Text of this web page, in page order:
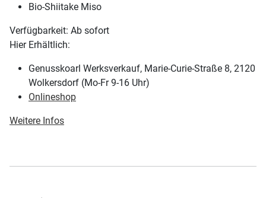
Bio-Shiitake Miso
Verfügbarkeit: Ab sofort
Hier Erhältlich:
Genusskoarl Werksverkauf, Marie-Curie-Straße 8, 2120
Wolkersdorf (Mo-Fr 9-16 Uhr)
Onlineshop
Weitere Infos